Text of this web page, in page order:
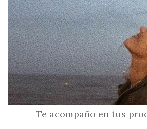
Te acompaño en tus